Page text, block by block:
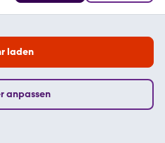
laden
anpassen